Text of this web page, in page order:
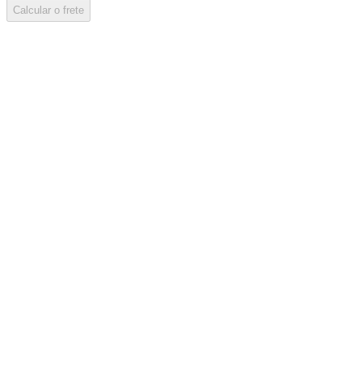
Calcular o frete